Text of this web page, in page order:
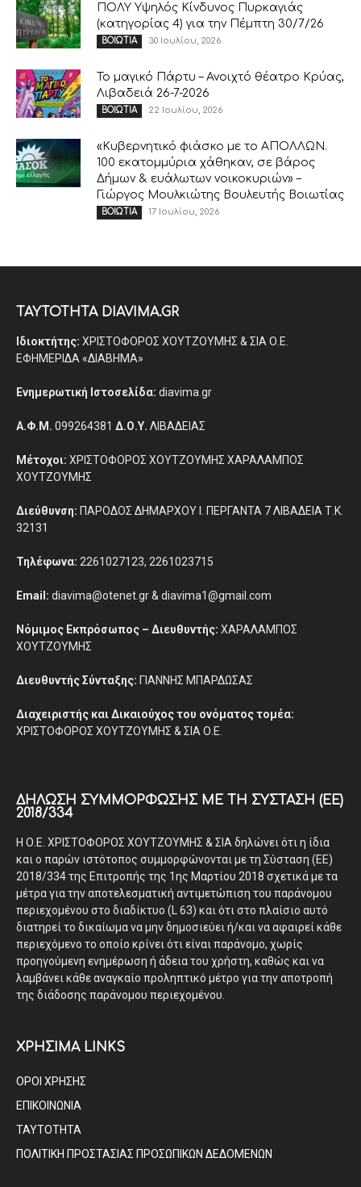
ΠΟΛΥ Υψηλός Κίνδυνος Πυρκαγιάς
(κατηγορίας 4) για την Πέμπτη 30/7/26
ΒΟΙΩΤΙΑ 30 Ιουλίου, 2026
Το μαγικό Πάρτυ – Ανοιχτό θέατρο Κρύας,
Λιβαδειά 26-7-2026
ΒΟΙΩΤΙΑ 22 Ιουλίου, 2026
«Κυβερνητικό φιάσκο με το ΑΠΟΛΛΩΝ.
100 εκατομμύρια χάθηκαν, σε βάρος
Δήμων & ευάλωτων νοικοκυριών» –
Γιώργος Μουλκιώτης Βουλευτής Βοιωτίας
ΒΟΙΩΤΙΑ 17 Ιουλίου, 2026
ΤΑΥΤΟΤΗΤΑ DIAVIMA.GR
Ιδιοκτήτης: ΧΡΙΣΤΟΦΟΡΟΣ ΧΟΥΤΖΟΥΜΗΣ & ΣΙΑ Ο.Ε.
ΕΦΗΜΕΡΙΔΑ «ΔΙΑΒΗΜΑ»
Ενημερωτική Ιστοσελίδα: diavima.gr
Α.Φ.Μ. 099264381 Δ.Ο.Υ. ΛΙΒΑΔΕΙΑΣ
Μέτοχοι: ΧΡΙΣΤΟΦΟΡΟΣ ΧΟΥΤΖΟΥΜΗΣ ΧΑΡΑΛΑΜΠΟΣ
ΧΟΥΤΖΟΥΜΗΣ
Διεύθυνση: ΠΑΡΟΔΟΣ ΔΗΜΑΡΧΟΥ Ι. ΠΕΡΓΑΝΤΑ 7 ΛΙΒΑΔΕΙΑ Τ.Κ.
32131
Τηλέφωνα: 2261027123, 2261023715
Email: diavima@otenet.gr & diavima1@gmail.com
Νόμιμος Εκπρόσωπος – Διευθυντής: ΧΑΡΑΛΑΜΠΟΣ
ΧΟΥΤΖΟΥΜΗΣ
Διευθυντής Σύνταξης: ΓΙΑΝΝΗΣ ΜΠΑΡΔΩΣΑΣ
Διαχειριστής και Δικαιούχος του ονόματος τομέα:
ΧΡΙΣΤΟΦΟΡΟΣ ΧΟΥΤΖΟΥΜΗΣ & ΣΙΑ Ο.Ε.
ΔΉΛΩΣΗ ΣΥΜΜΌΡΦΩΣΗΣ ΜΕ ΤΗ ΣΎΣΤΑΣΗ (ΕΕ)
2018/334
Η Ο.Ε. ΧΡΙΣΤΟΦΟΡΟΣ ΧΟΥΤΖΟΥΜΗΣ & ΣΙΑ δηλώνει ότι η ίδια
και ο παρών ιστότοπος συμμορφώνονται με τη Σύσταση (ΕΕ)
2018/334 της Επιτροπής της 1ης Μαρτίου 2018 σχετικά με τα
μέτρα για την αποτελεσματική αντιμετώπιση του παράνομου
περιεχομένου στο διαδίκτυο (L 63) και ότι στο πλαίσιο αυτό
διατηρεί το δικαίωμα να μην δημοσιεύει ή/και να αφαιρεί κάθε
περιεχόμενο το οποίο κρίνει ότι είναι παράνομο, χωρίς
προηγούμενη ενημέρωση ή άδεια του χρήστη, καθώς και να
λαμβάνει κάθε αναγκαίο προληπτικό μέτρο για την αποτροπή
της διάδοσης παράνομου περιεχομένου.
ΧΡΗΣΙΜΑ LINKS
ΟΡΟΙ ΧΡΗΣΗΣ
ΕΠΙΚΟΙΝΩΝΙΑ
ΤΑΥΤΟΤΗΤΑ
ΠΟΛΙΤΙΚΗ ΠΡΟΣΤΑΣΙΑΣ ΠΡΟΣΩΠΙΚΩΝ ΔΕΔΟΜΕΝΩΝ